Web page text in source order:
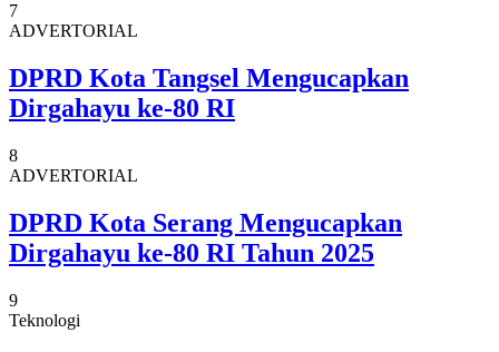
7
ADVERTORIAL
DPRD Kota Tangsel Mengucapkan
Dirgahayu ke-80 RI
8
ADVERTORIAL
DPRD Kota Serang Mengucapkan
Dirgahayu ke-80 RI Tahun 2025
9
Teknologi